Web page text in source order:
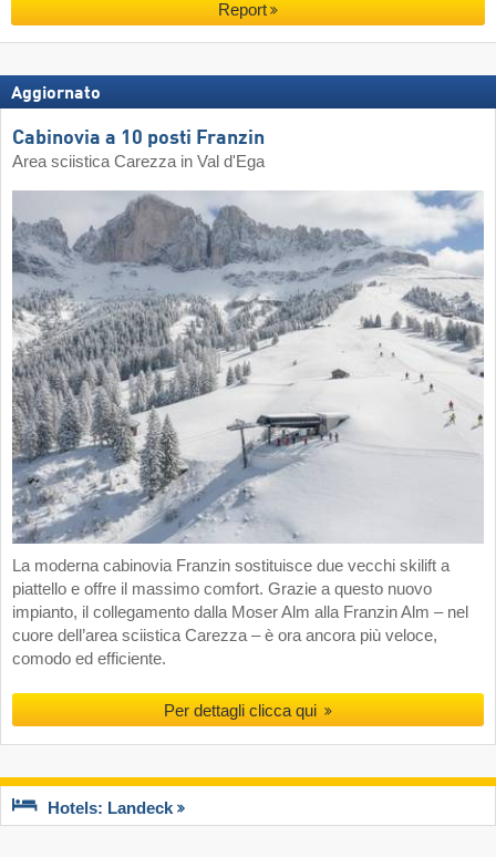
Report
Aggiornato
Cabinovia a 10 posti Franzin
Area sciistica Carezza in Val d'Ega
La moderna cabinovia Franzin sostituisce due vecchi skilift a
piattello e offre il massimo comfort. Grazie a questo nuovo
impianto, il collegamento dalla Moser Alm alla Franzin Alm – nel
cuore dell’area sciistica Carezza – è ora ancora più veloce,
comodo ed efficiente.
Per dettagli clicca qui
Hotels: Landeck